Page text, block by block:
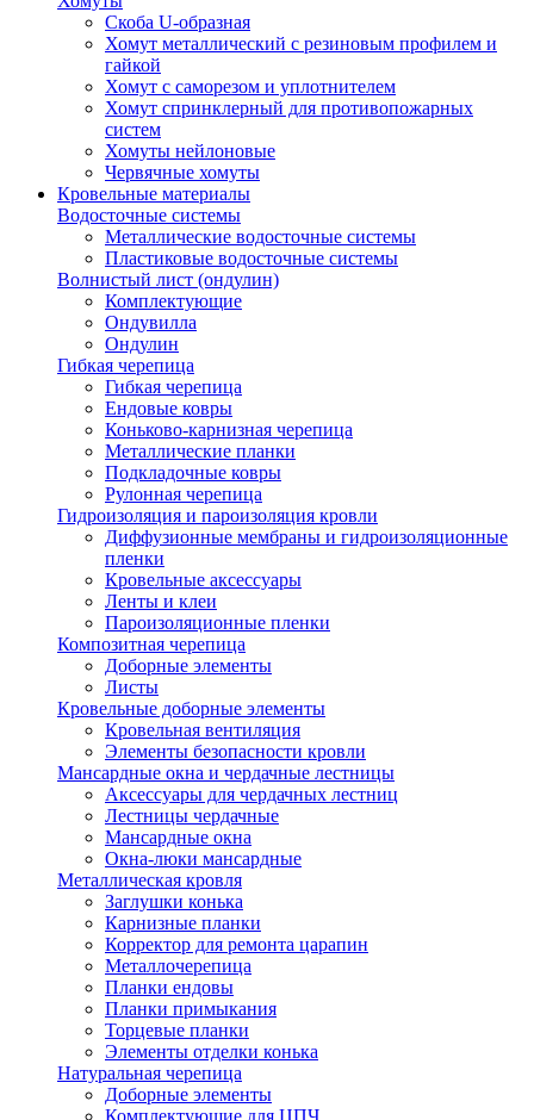
Скоба U-образная
Хомут металлический с резиновым профилем и
гайкой
Хомут с саморезом и уплотнителем
Хомут спринклерный для противопожарных
систем
Хомуты нейлоновые
Червячные хомуты
Кровельные материалы
Водосточные системы
Металлические водосточные системы
Пластиковые водосточные системы
Волнистый лист (ондулин)
Комплектующие
Ондувилла
Ондулин
Гибкая черепица
Гибкая черепица
Ендовые ковры
Коньково-карнизная черепица
Металлические планки
Подкладочные ковры
Рулонная черепица
Гидроизоляция и пароизоляция кровли
Диффузионные мембраны и гидроизоляционные
пленки
Кровельные аксессуары
Ленты и клеи
Пароизоляционные пленки
Композитная черепица
Доборные элементы
Листы
Кровельные доборные элементы
Кровельная вентиляция
Элементы безопасности кровли
Мансардные окна и чердачные лестницы
Аксессуары для чердачных лестниц
Лестницы чердачные
Мансардные окна
Окна-люки мансардные
Металлическая кровля
Заглушки конька
Карнизные планки
Корректор для ремонта царапин
Металлочерепица
Планки ендовы
Планки примыкания
Торцевые планки
Элементы отделки конька
Натуральная черепица
Доборные элементы
Комплектующие для ЦПЧ